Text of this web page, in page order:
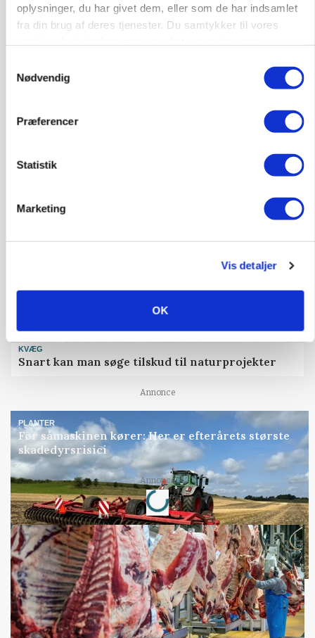
oplysninger, du har givet dem, eller som de har indsamlet
fra din brug af deres tjenester. Du samtykker til vores
Nødvendig
Præferencer
Statistik
Marketing
Vis detaljer
OK
protestgruppe vil demonstrere mod ny
gødskningslov
KVÆG
Snart kan man søge tilskud til naturprojekter
Annonce
PLANTER
Før såmaskinen kører: Her er efterårets største
skadedyrsrisici
Annonce
Loading...